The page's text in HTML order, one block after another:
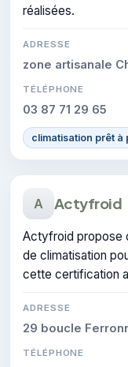
réalisées.
ADRESSE
zone artisanale
TÉLÉPHONE
03 87 71 29 65
climatisation prêt à
A Actyfroid
Actyfroid propose
de climatisation
cette certification
ADRESSE
29 boucle
TÉLÉPHONE